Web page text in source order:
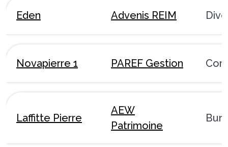
Eden Advenis REIM
Novapierre 1 PAREF Gestion
Laffitte Pierre
AEW
Patrimoine